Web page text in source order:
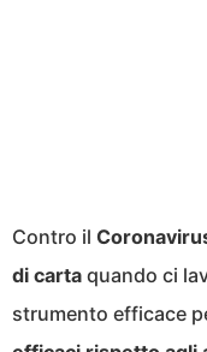
Contro il
di carta quando ci
strumento efficace